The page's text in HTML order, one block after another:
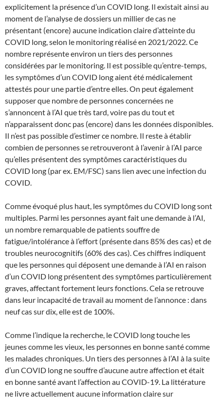
explicitement la présence d’un COVID long. Il existait ainsi au
moment de l’analyse de dossiers un millier de cas ne
présentant (encore) aucune indication claire d’atteinte du
COVID long, selon le monitoring réalisé en 2021/2022. Ce
nombre représente environ un tiers des personnes
considérées par le monitoring. Il est possible qu’entre-temps,
les symptômes d’un COVID long aient été médicalement
attestés pour une partie d’entre elles. On peut également
supposer que nombre de personnes concernées ne
s’annoncent à l’AI que très tard, voire pas du tout et
n’apparaissent donc pas (encore) dans les données disponibles.
Il n’est pas possible d’estimer ce nombre. Il reste à établir
combien de personnes se retrouveront à l’avenir à l’AI parce
qu’elles présentent des symptômes caractéristiques du
COVID long (par ex. EM/FSC) sans lien avec une infection du
COVID.
Comme évoqué plus haut, les symptômes du COVID long sont
multiples. Parmi les personnes ayant fait une demande à l’AI,
un nombre remarquable de patients souffre de
fatigue/intolérance à l’effort (présente dans 85% des cas) et de
troubles neurocognitifs (60% des cas). Ces chiffres indiquent
que les personnes qui déposent une demande à l’AI en raison
d’un COVID long présentent des symptômes particulièrement
graves, affectant fortement leurs fonctions. Cela se retrouve
dans leur incapacité de travail au moment de l’annonce : dans
neuf cas sur dix, elle est de 100%.
Comme l’indique la recherche, le COVID long touche les
jeunes comme les vieux, les personnes en bonne santé comme
les malades chroniques. Un tiers des personnes à l’AI à la suite
d’un COVID long ne souffre d’aucune autre affection et était
en bonne santé avant l’affection au COVID-19. La littérature
ne livre actuellement aucune information claire sur